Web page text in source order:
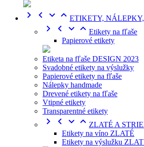
    ETIKETY,
    Etikety na fľaše
Papierové etikety
Etiketa na fľaše DESIGN 2023
Svadobné etikety na výslužky
Papierové etikety na fľaše
Nálepky handmade
Drevené etikety na fľaše
Vtipné etikety
Transparentné etikety
    ZLATÉ A
Etikety na víno ZLATÉ
Etikety na výslužku